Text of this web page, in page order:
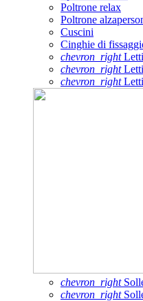
Poltrone relax
Poltrone
Cuscini
Cinghie di
chevron_rightLetti
chevron_rightLetti
chevron_rightLetti
chevron_right
chevron_right